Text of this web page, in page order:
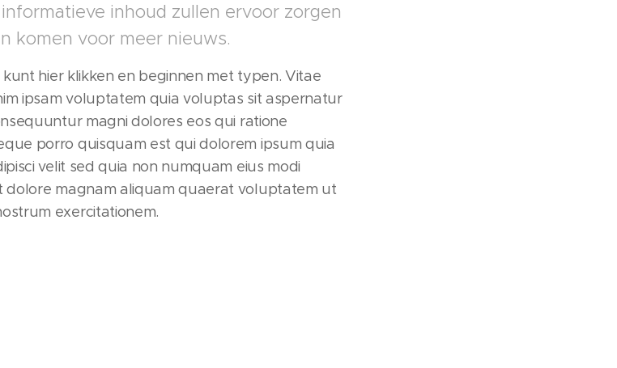
inhoud zullen ervoor zorgen
komen voor meer nieuws.
hier klikken en beginnen met typen. Vitae
ipsam voluptatem quia voluptas sit aspernatur
magni dolores eos qui ratione
porro quisquam est qui dolorem ipsum quia
velit sed quia non numquam eius modi
dolore magnam aliquam quaerat voluptatem ut
exercitationem.